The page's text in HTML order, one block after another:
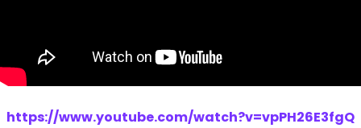
https://www.youtube.com/watch?v=vpPH26E3fgQ